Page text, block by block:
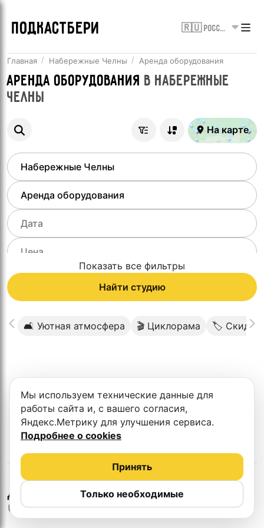
ПОДКАСТБЕРИ 🇷🇺 Россия
Главная Набережные Челны Аренда оборудования
Аренда оборудования в Набережные
Челны
На карте
Показать все фильтры
Найти студию
🛋 Уютная атмосфера 🎬 Циклорама 🏷 Скидка
студии
Другие студии в Набережные
Челны
Мы используем технические данные для
работы сайта и, с вашего согласия,
Яндекс.Метрику для улучшения сервиса.
Подробнее о cookies
Только необходимые
Принять